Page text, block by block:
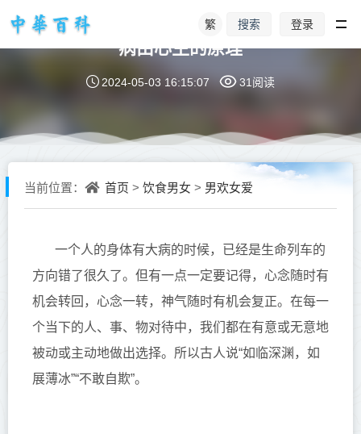
繁 搜索 登录
病由心生的原理
2024-05-03 16:15:07 31阅读
当前位置： 首页 > 饮食男女 > 男欢女爱
一个人的身体有大病的时候，已经是生命列车的
方向错了很久了。 但有一点一定要记得，心念随时有
机会转回，心念一转，神气随时有机会复正。在每一
个当下的人、事、物对待中，我们都在有意或无意地
被动或主动地做出选择。所以古人说“如临深渊，如
展薄冰”“不敢自欺”。